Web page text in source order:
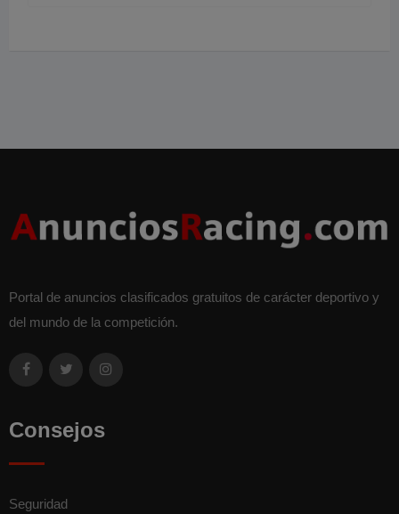
Portal de anuncios clasificados gratuitos de carácter deportivo y
del mundo de la competición.
Consejos
Seguridad